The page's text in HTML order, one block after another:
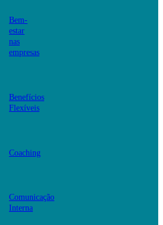
Bem-
estar
nas
empresas
Benefícios
Flexíveis
Coaching
Comunicação
Interna